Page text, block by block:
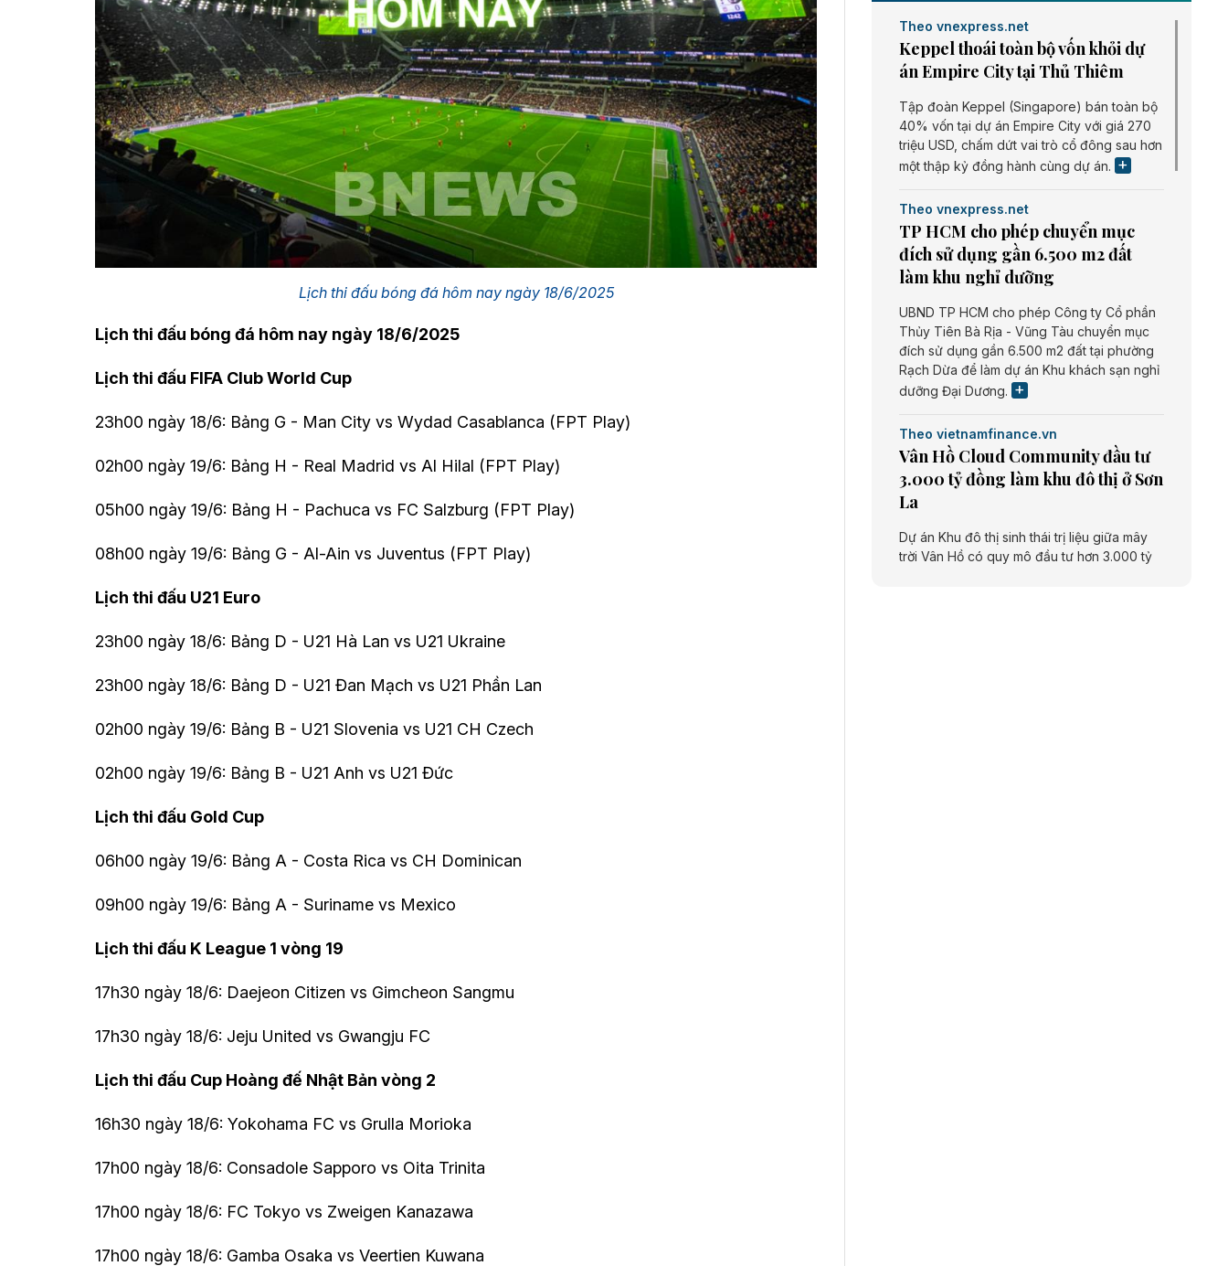
Lịch thi đấu bóng đá hôm nay ngày 18/6/2025
Lịch thi đấu bóng đá hôm nay ngày 18/6/2025
Lịch thi đấu FIFA Club World Cup
23h00 ngày 18/6: Bảng G - Man City vs Wydad Casablanca (FPT Play)
02h00 ngày 19/6: Bảng H - Real Madrid vs Al Hilal (FPT Play)
05h00 ngày 19/6: Bảng H - Pachuca vs FC Salzburg (FPT Play)
08h00 ngày 19/6: Bảng G - Al-Ain vs Juventus (FPT Play)
Lịch thi đấu U21 Euro
23h00 ngày 18/6: Bảng D - U21 Hà Lan vs U21 Ukraine
23h00 ngày 18/6: Bảng D - U21 Đan Mạch vs U21 Phần Lan
02h00 ngày 19/6: Bảng B - U21 Slovenia vs U21 CH Czech
02h00 ngày 19/6: Bảng B - U21 Anh vs U21 Đức
Lịch thi đấu Gold Cup
06h00 ngày 19/6: Bảng A - Costa Rica vs CH Dominican
09h00 ngày 19/6: Bảng A - Suriname vs Mexico
Lịch thi đấu K League 1 vòng 19
17h30 ngày 18/6: Daejeon Citizen vs Gimcheon Sangmu
17h30 ngày 18/6: Jeju United vs Gwangju FC
Lịch thi đấu Cup Hoàng đế Nhật Bản vòng 2
16h30 ngày 18/6: Yokohama FC vs Grulla Morioka
17h00 ngày 18/6: Consadole Sapporo vs Oita Trinita
17h00 ngày 18/6: FC Tokyo vs Zweigen Kanazawa
17h00 ngày 18/6: Gamba Osaka vs Veertien Kuwana
Theo vnexpress.net
Keppel thoái toàn bộ vốn khỏi dự
án Empire City tại Thủ Thiêm
Tập đoàn Keppel (Singapore) bán toàn bộ
40% vốn tại dự án Empire City với giá 270
triệu USD, chấm dứt vai trò cổ đông sau hơn
một thập kỷ đồng hành cùng dự án.
Theo vnexpress.net
TP HCM cho phép chuyển mục
đích sử dụng gần 6.500 m2 đất
làm khu nghỉ dưỡng
UBND TP HCM cho phép Công ty Cổ phần
Thủy Tiên Bà Rịa - Vũng Tàu chuyển mục
đích sử dụng gần 6.500 m2 đất tại phường
Rạch Dừa để làm dự án Khu khách sạn nghỉ
dưỡng Đại Dương.
Theo vietnamfinance.vn
Vân Hồ Cloud Community đầu tư
3.000 tỷ đồng làm khu đô thị ở Sơn
La
Dự án Khu đô thị sinh thái trị liệu giữa mây
trời Vân Hồ có quy mô đầu tư hơn 3.000 tỷ